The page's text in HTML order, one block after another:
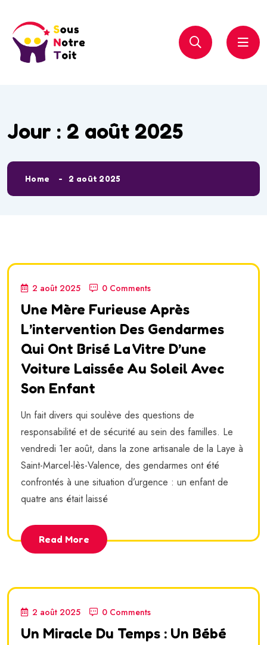
Jour : 2 août 2025
Home 2 août 2025
2 août 2025 0 Comments
Une Mère Furieuse Après
L’intervention Des Gendarmes
Qui Ont Brisé La Vitre D’une
Voiture Laissée Au Soleil Avec
Son Enfant
Un fait divers qui soulève des questions de
responsabilité et de sécurité au sein des familles. Le
vendredi 1er août, dans la zone artisanale de la Laye à
Saint-Marcel-lès-Valence, des gendarmes ont été
confrontés à une situation d’urgence : un enfant de
quatre ans était laissé
Read More
2 août 2025 0 Comments
Un Miracle Du Temps : Un Bébé